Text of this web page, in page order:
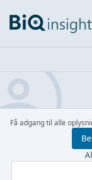
Få adgang til alle